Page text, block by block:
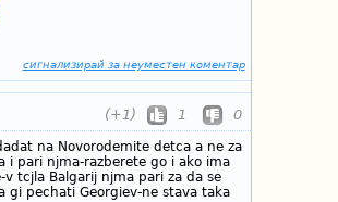
сигнализирай за неуместен коментар
(+1) 1 0
na Novorodemite detca a ne za
i pari njma-razberete go i ako ima
tcjla Balgarij njma pari za da se
pechati Georgiev-ne stava taka